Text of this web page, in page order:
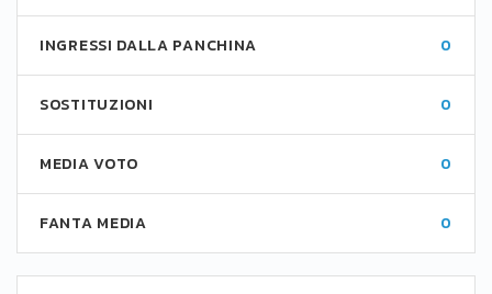
INGRESSI DALLA PANCHINA 0
SOSTITUZIONI 0
MEDIA VOTO 0
FANTA MEDIA 0